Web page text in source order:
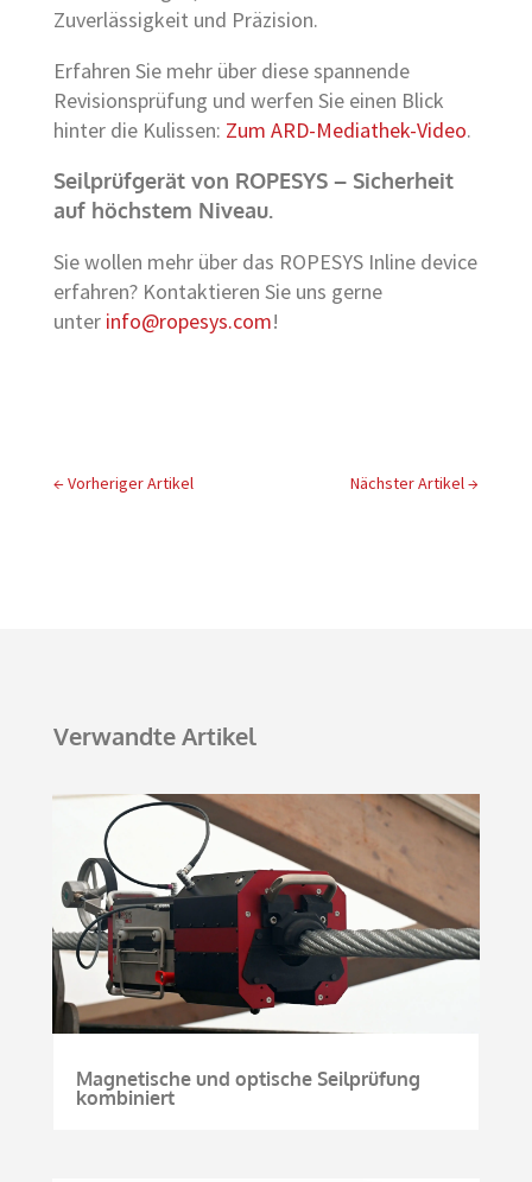
Zuverlässigkeit und Präzision.
Erfahren Sie mehr über diese spannende
Revisionsprüfung und werfen Sie einen Blick
hinter die Kulissen: Zum ARD-Mediathek-Video.
Seilprüfgerät von ROPESYS – Sicherheit
auf höchstem Niveau.
Sie wollen mehr über das ROPESYS Inline device
erfahren? Kontaktieren Sie uns gerne
unter info@ropesys.com!
← Vorheriger Artikel Nächster Artikel →
Verwandte Artikel
Magnetische und optische Seilprüfung
kombiniert